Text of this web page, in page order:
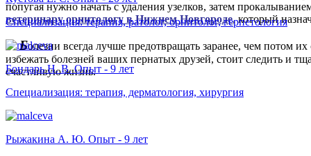
попугая нужно начать с удаления узелков, затем
ветеринару орнитологу в Нижнем Новгороде, который
Болезни всегда лучше предотвращать заранее, чем потом
избежать болезней ваших пернатых друзей, стоит следить и
счастливую жизнь.
Специализация: терапия, ратолог, орнитолог, герпетология
Бондарь Н. В. Опыт - 9 лет
Специализация: терапия, дерматология, хирургия
Рыжакина А. Ю. Опыт - 9 лет